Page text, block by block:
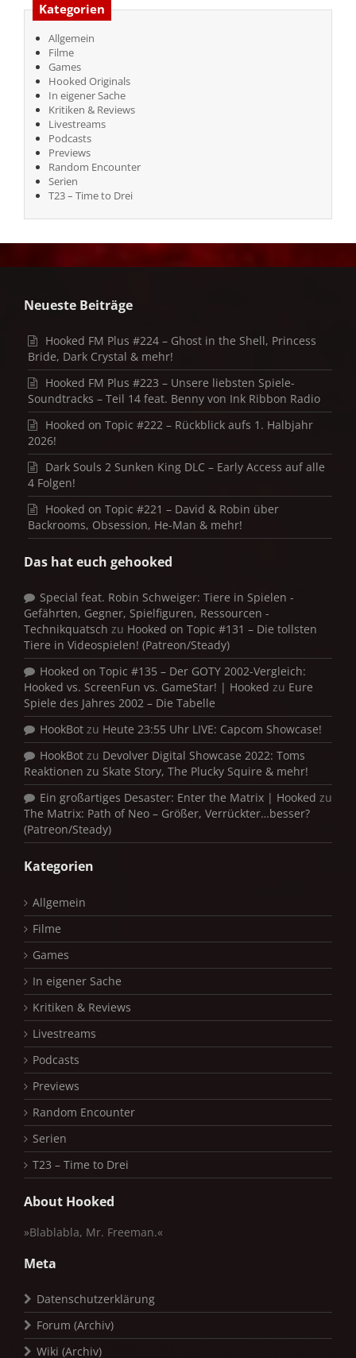
Kategorien
Allgemein
Filme
Games
Hooked Originals
In eigener Sache
Kritiken & Reviews
Livestreams
Podcasts
Previews
Random Encounter
Serien
T23 – Time to Drei
Neueste Beiträge
Hooked FM Plus #224 – Ghost in the Shell, Princess
Bride, Dark Crystal & mehr!
Hooked FM Plus #223 – Unsere liebsten Spiele-
Soundtracks – Teil 14 feat. Benny von Ink Ribbon Radio
Hooked on Topic #222 – Rückblick aufs 1. Halbjahr
2026!
Dark Souls 2 Sunken King DLC – Early Access auf alle
4 Folgen!
Hooked on Topic #221 – David & Robin über
Backrooms, Obsession, He-Man & mehr!
Das hat euch gehooked
Special feat. Robin Schweiger: Tiere in Spielen -
Gefährten, Gegner, Spielfiguren, Ressourcen -
Technikquatsch zu Hooked on Topic #131 – Die tollsten
Tiere in Videospielen! (Patreon/Steady)
Hooked on Topic #135 – Der GOTY 2002-Vergleich:
Hooked vs. ScreenFun vs. GameStar! | Hooked zu Eure
Spiele des Jahres 2002 – Die Tabelle
HookBot zu Heute 23:55 Uhr LIVE: Capcom Showcase!
HookBot zu Devolver Digital Showcase 2022: Toms
Reaktionen zu Skate Story, The Plucky Squire & mehr!
Ein großartiges Desaster: Enter the Matrix | Hooked zu
The Matrix: Path of Neo – Größer, Verrückter…besser?
(Patreon/Steady)
Kategorien
Allgemein
Filme
Games
In eigener Sache
Kritiken & Reviews
Livestreams
Podcasts
Previews
Random Encounter
Serien
T23 – Time to Drei
About Hooked
»Blablabla, Mr. Freeman.«
Meta
Datenschutzerklärung
Forum (Archiv)
Wiki (Archiv)